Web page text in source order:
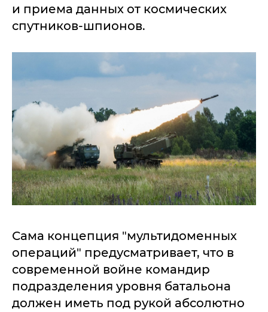
и приема данных от космических
спутников-шпионов.
Сама концепция "мультидоменных
операций" предусматривает, что в
современной войне командир
подразделения уровня батальона
должен иметь под рукой абсолютно